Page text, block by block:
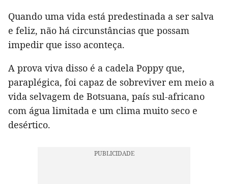
Quando uma vida está predestinada a ser salva
e feliz, não há circunstâncias que possam
impedir que isso aconteça.
A prova viva disso é a cadela Poppy que,
paraplégica, foi capaz de sobreviver em meio a
vida selvagem de Botsuana, país sul-africano
com água limitada e um clima muito seco e
desértico.